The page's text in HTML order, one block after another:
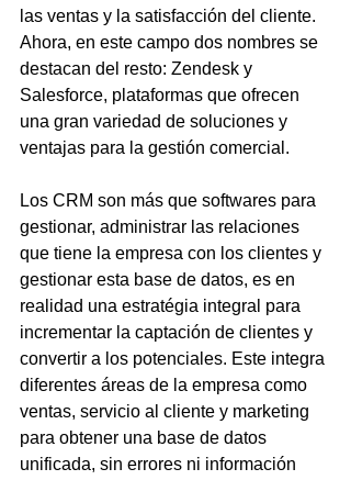
las ventas y la satisfacción del cliente.
Ahora, en este campo dos nombres se
destacan del resto: Zendesk y
Salesforce, plataformas que ofrecen
una gran variedad de soluciones y
ventajas para la gestión comercial.
Los CRM son más que softwares para
gestionar, administrar las relaciones
que tiene la empresa con los clientes y
gestionar esta base de datos, es en
realidad una estratégia integral para
incrementar la captación de clientes y
convertir a los potenciales. Este integra
diferentes áreas de la empresa como
ventas, servicio al cliente y marketing
para obtener una base de datos
unificada, sin errores ni información